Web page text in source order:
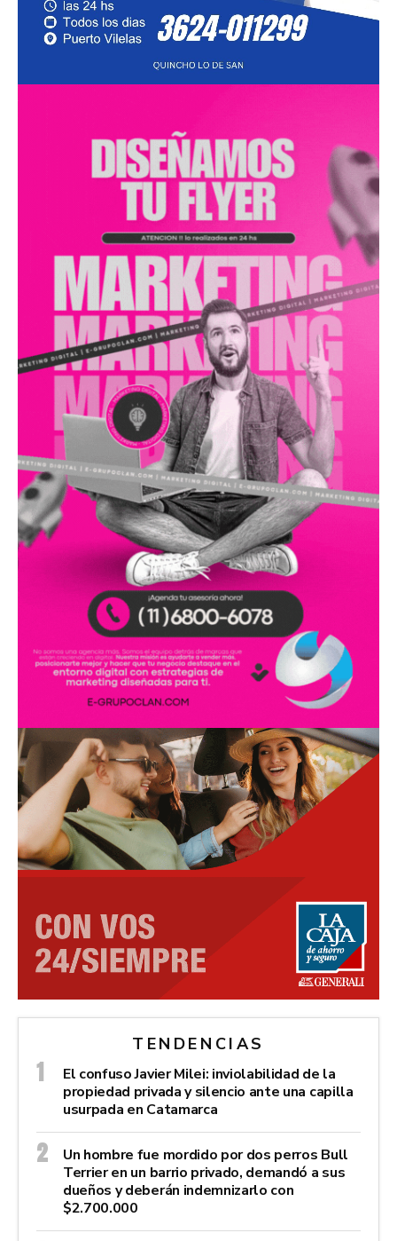
TENDENCIAS
El confuso Javier Milei: inviolabilidad de la
propiedad privada y silencio ante una capilla
usurpada en Catamarca
Un hombre fue mordido por dos perros Bull
Terrier en un barrio privado, demandó a sus
dueños y deberán indemnizarlo con
$2.700.000